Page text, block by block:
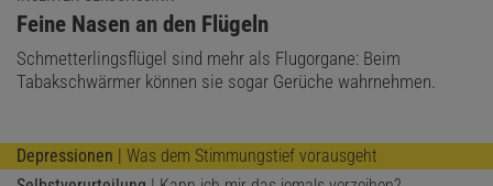
:
Feine Nasen an den Flügeln
Schmetterlingsflügel sind mehr als Flugorgane: Beim
Tabakschwärmer können sie sogar Gerüche wahrnehmen.
Depressionen | Was dem Stimmungstief vorausgeht